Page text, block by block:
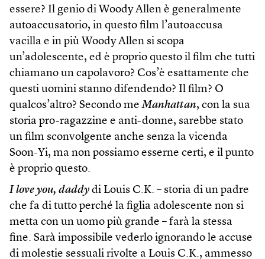
essere? Il genio di Woody Allen è generalmente
autoaccusatorio, in questo film l’autoaccusa
vacilla e in più Woody Allen si scopa
un’adolescente, ed è proprio questo il film che tutti
chiamano un capolavoro? Cos’è esattamente che
questi uomini stanno difendendo? Il film? O
qualcos’altro? Secondo meManhattan, con la sua
storia pro-ragazzine e anti-donne, sarebbe stato
un film sconvolgente anche senza la vicenda
Soon-Yi, ma non possiamo esserne certi, e il punto
è proprio questo.
I love you, daddy di Louis C.K. – storia di un padre
che fa di tutto perché la figlia adolescente non si
metta con un uomo più grande – farà la stessa
fine. Sarà impossibile vederlo ignorando le accuse
di molestie sessuali rivolte a Louis C.K., ammesso